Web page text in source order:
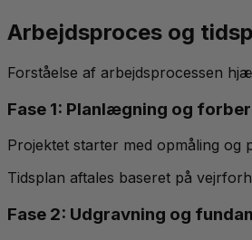
Arbejdsproces og
Forståelse af arbejdsprocessen
Fase 1: Planlægning og
Projektet starter med opmåling og
Tidsplan aftales baseret på
Fase 2: Udgravning og